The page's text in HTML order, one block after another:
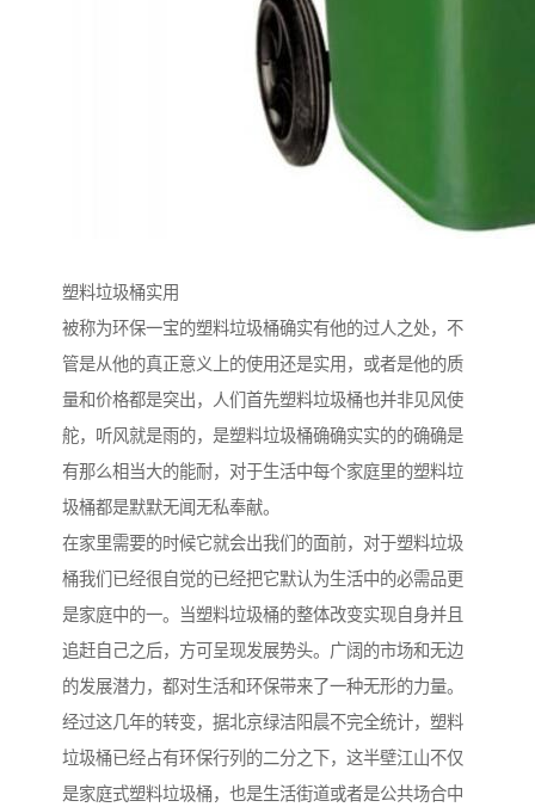
塑料垃圾桶实用
被称为环保一宝的塑料垃圾桶确实有他的过人之处，不
管是从他的真正意义上的使用还是实用，或者是他的质
量和价格都是突出，人们首先塑料垃圾桶也并非见风使
舵，听风就是雨的，是塑料垃圾桶确确实实的的确确是
有那么相当大的能耐，对于生活中每个家庭里的塑料垃
圾桶都是默默无闻无私奉献。
在家里需要的时候它就会出我们的面前，对于塑料垃圾
桶我们已经很自觉的已经把它默认为生活中的必需品更
是家庭中的一。当塑料垃圾桶的整体改变实现自身并且
追赶自己之后，方可呈现发展势头。广阔的市场和无边
的发展潜力，都对生活和环保带来了一种无形的力量。
经过这几年的转变，据北京绿洁阳晨不完全统计，塑料
垃圾桶已经占有环保行列的二分之下，这半壁江山不仅
是家庭式塑料垃圾桶，也是生活街道或者是公共场合中